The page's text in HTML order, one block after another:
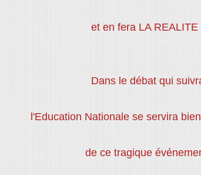
et en fera LA REALITE
Dans le débat qui
l'Education Nationale se servira
de ce tragique